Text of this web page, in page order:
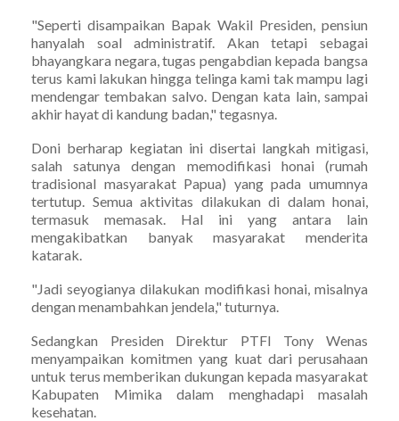
"Seperti disampaikan Bapak Wakil Presiden, pensiun
hanyalah soal administratif. Akan tetapi sebagai
bhayangkara negara, tugas pengabdian kepada bangsa
terus kami lakukan hingga telinga kami tak mampu lagi
mendengar tembakan salvo. Dengan kata lain, sampai
akhir hayat di kandung badan," tegasnya.
Doni berharap kegiatan ini disertai langkah mitigasi,
salah satunya dengan memodifikasi honai (rumah
tradisional masyarakat Papua) yang pada umumnya
tertutup. Semua aktivitas dilakukan di dalam honai,
termasuk memasak. Hal ini yang antara lain
mengakibatkan banyak masyarakat menderita
katarak.
"Jadi seyogianya dilakukan modifikasi honai, misalnya
dengan menambahkan jendela," tuturnya.
Sedangkan Presiden Direktur PTFI Tony Wenas
menyampaikan komitmen yang kuat dari perusahaan
untuk terus memberikan dukungan kepada masyarakat
Kabupaten Mimika dalam menghadapi masalah
kesehatan.